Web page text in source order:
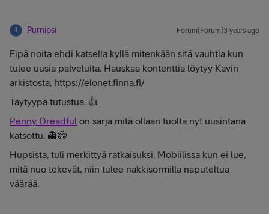
Purnipsi Forum|Forum|3 years ago
Eipä noita ehdi katsella kyllä mitenkään sitä vauhtia kun
tulee uusia palveluita. Hauskaa kontenttia löytyy Kavin
arkistosta, https://elonet.finna.fi/
Täytyypä tutustua. 👍
Penny Dreadful on sarja mitä ollaan tuolta nyt uusintana
katsottu. 👻😁
Hupsista, tuli merkittyä ratkaisuksi. Mobiilissa kun ei lue,
mitä nuo tekevät, niin tulee nakkisormilla naputeltua
väärää.